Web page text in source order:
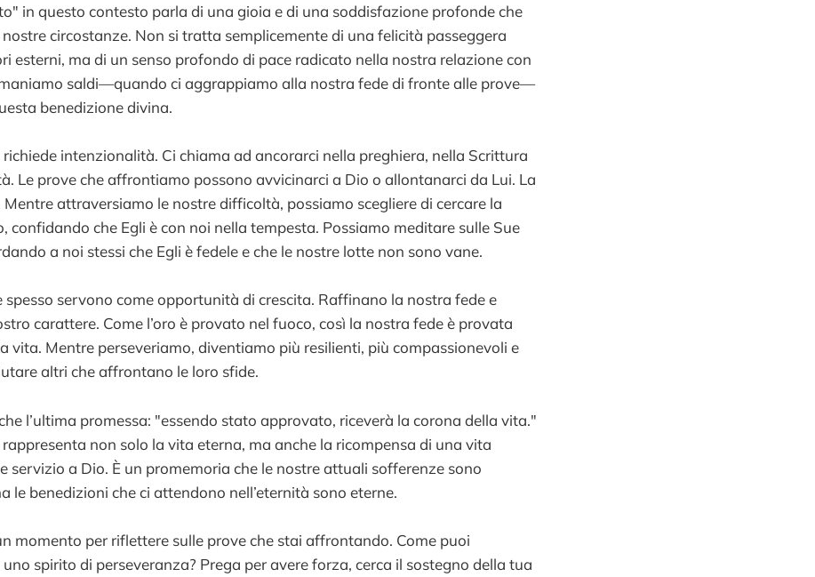
in questo contesto parla di una gioia e di una soddisfazione profonde che
circostanze. Non si tratta semplicemente di una felicità passeggera
esterni, ma di un senso profondo di pace radicato nella nostra relazione con
saldi—quando ci aggrappiamo alla nostra fede di fronte alle prove—
benedizione divina.
intenzionalità. Ci chiama ad ancorarci nella preghiera, nella Scrittura
Le prove che affrontiamo possono avvicinarci a Dio o allontanarci da Lui. La
Mentre attraversiamo le nostre difficoltà, possiamo scegliere di cercare la
confidando che Egli è con noi nella tempesta. Possiamo meditare sulle Sue
a noi stessi che Egli è fedele e che le nostre lotte non sono vane.
spesso servono come opportunità di crescita. Raffinano la nostra fede e
carattere. Come l’oro è provato nel fuoco, così la nostra fede è provata
vita. Mentre perseveriamo, diventiamo più resilienti, più compassionevoli e
altri che affrontano le loro sfide.
l’ultima promessa: "essendo stato approvato, riceverà la corona della vita."
non solo la vita eterna, ma anche la ricompensa di una vita
servizio a Dio. È un promemoria che le nostre attuali sofferenze sono
le benedizioni che ci attendono nell’eternità sono eterne.
momento per riflettere sulle prove che stai affrontando. Come puoi
spirito di perseveranza? Prega per avere forza, cerca il sostegno della tua